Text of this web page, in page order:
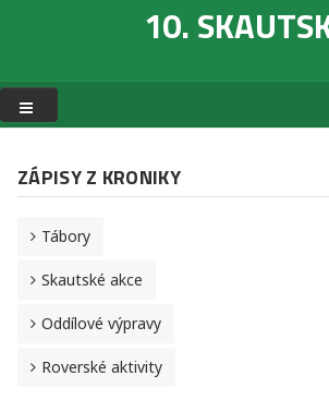
10.
CO JE TO SKAUTING
HISTORIE ODDÍLU
KONTAKT NA VEDOUCÍ
ZAJÍMAVÉ ODKAZY
ZÁPISY Z KRONIKY
Tábory
Skautské akce
Oddílové výpravy
Roverské aktivity